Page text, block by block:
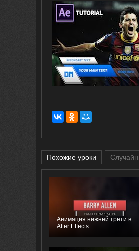
Похожие уроки
Анимация нижней трети в
After Effects